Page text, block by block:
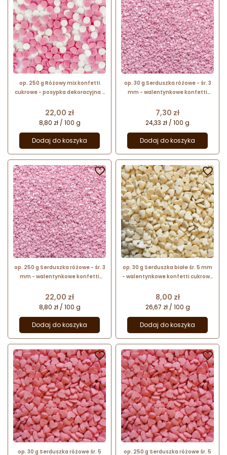
op. 250 g Różowy mix konfetti
cukrowe - posypka dekoracyjna -
mm
Cena
22,00 zł
8,80 zł / 100 g
Dodaj do koszyka
op. 30 g Serduszka różowe - śr. 3
mm - walentynkowe konfetti
Cena
7,30 zł
24,33 zł / 100 g
Dodaj do koszyka
op. 250 g Serduszka różowe - śr. 3
mm - walentynkowe konfetti
Cena
22,00 zł
8,80 zł / 100 g
Dodaj do koszyka

op. 30 g Serduszka białe śr. 5 mm
- walentynkowe konfetti cukrowe
Cena
8,00 zł
26,67 zł / 100 g
Dodaj do koszyka

op. 30 g Serduszka różowe śr. 5

op. 250 g Serduszka różowe śr. 5
